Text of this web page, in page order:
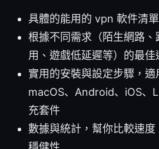
具體的能用的 vpn 軟件清
根據不同需求（陌生網路
用、遊戲低延遲等）的最佳
實用的安裝與設定步驟，適
macOS、Android、iOS、
充套件
數據與統計，幫你比較速